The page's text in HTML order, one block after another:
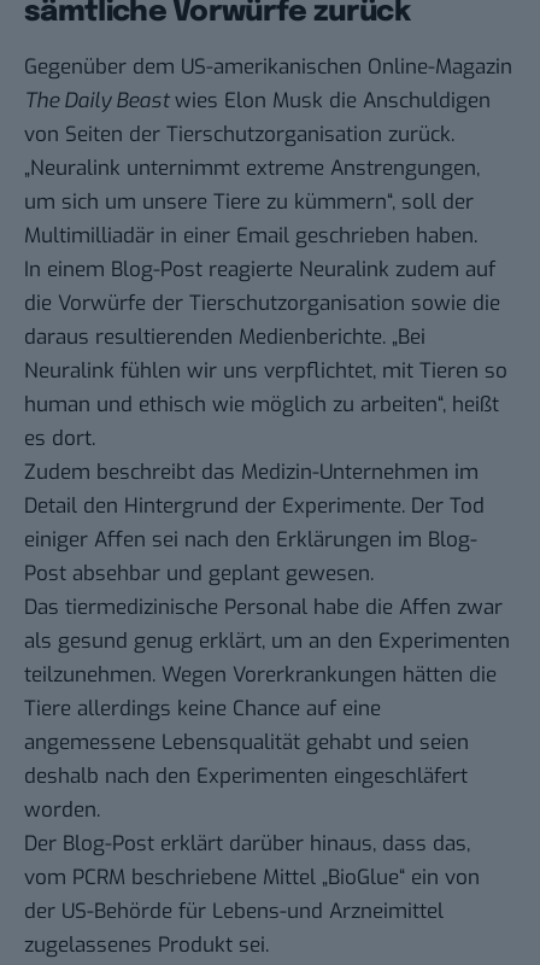
sämtliche Vorwürfe zurück
Gegenüber dem US-amerikanischen Online-Magazin
The Daily Beastwies Elon Musk die Anschuldigen
von Seiten der Tierschutzorganisation zurück.
„Neuralink unternimmt extreme Anstrengungen,
um sich um unsere Tiere zu kümmern“, soll der
Multimilliadär in einer Email geschrieben haben.
In einem Blog-Post reagierte Neuralink zudem auf
die Vorwürfe der Tierschutzorganisation sowie die
daraus resultierenden Medienberichte. „Bei
Neuralink fühlen wir uns verpflichtet, mit Tieren so
human und ethisch wie möglich zu arbeiten“, heißt
es dort.
Zudem beschreibt das Medizin-Unternehmen im
Detail den Hintergrund der Experimente. Der Tod
einiger Affen sei nach den Erklärungen im Blog-
Post absehbar und geplant gewesen.
Das tiermedizinische Personal habe die Affen zwar
als gesund genug erklärt, um an den Experimenten
teilzunehmen. Wegen Vorerkrankungen hätten die
Tiere allerdings keine Chance auf eine
angemessene Lebensqualität gehabt und seien
deshalb nach den Experimenten eingeschläfert
worden.
Der Blog-Post erklärt darüber hinaus, dass das,
vom PCRM beschriebene Mittel „BioGlue“ ein von
der US-Behörde für Lebens-und Arzneimittel
zugelassenes Produkt sei.